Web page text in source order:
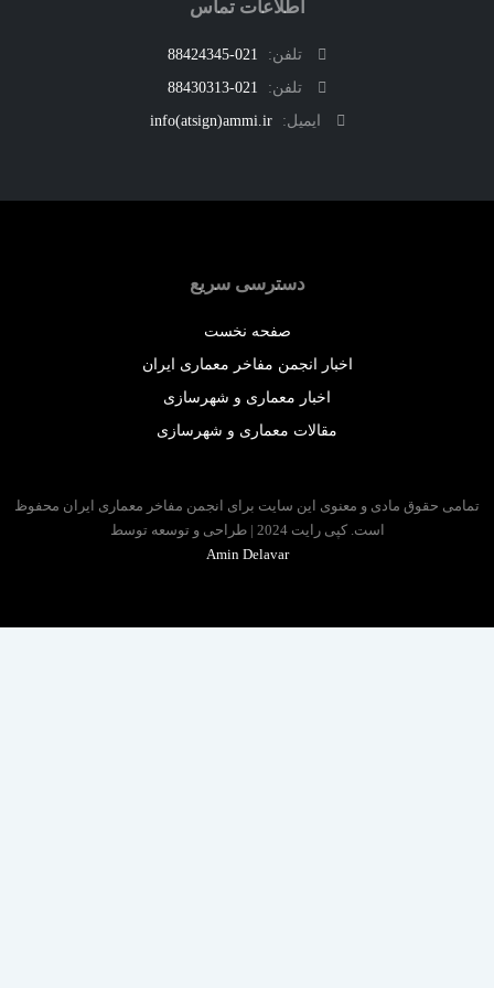
اطلاعات تماس
تلفن:
021-88424345
تلفن:
021-88430313
ایمیل:
info(atsign)ammi.ir
دسترسی سریع
صفحه نخست
اخبار انجمن مفاخر معماری ایران
اخبار معماری و شهرسازی
مقالات معماری و شهرسازی
حقوق مادی و معنوی این سایت برای انجمن مفاخر معماری ایران محفوظ
است. کپی رایت 2024 | طراحی و توسعه توسط
Amin Delavar